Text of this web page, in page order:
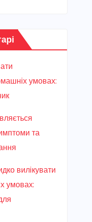
умовах:
та
вилікувати
умовах: